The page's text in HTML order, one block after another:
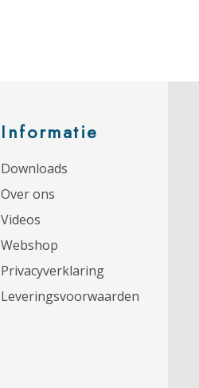
Informatie
Downloads
Over ons
Videos
Webshop
Privacyverklaring
Leveringsvoorwaarden